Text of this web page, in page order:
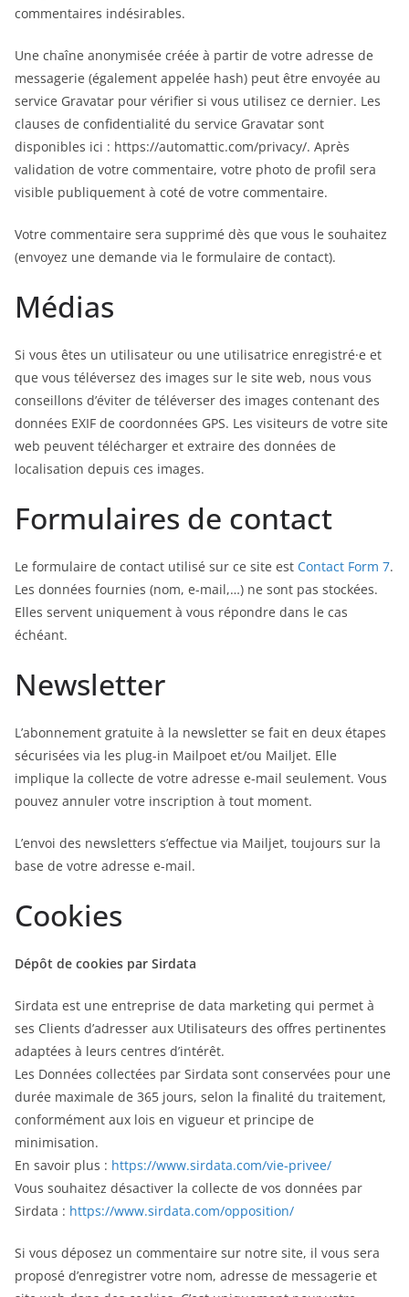
commentaires indésirables.
Une chaîne anonymisée créée à partir de votre adresse de
messagerie (également appelée hash) peut être envoyée au
service Gravatar pour vérifier si vous utilisez ce dernier. Les
clauses de confidentialité du service Gravatar sont
disponibles ici : https://automattic.com/privacy/. Après
validation de votre commentaire, votre photo de profil sera
visible publiquement à coté de votre commentaire.
Votre commentaire sera supprimé dès que vous le souhaitez
(envoyez une demande via le formulaire de contact).
Médias
Si vous êtes un utilisateur ou une utilisatrice enregistré·e et
que vous téléversez des images sur le site web, nous vous
conseillons d’éviter de téléverser des images contenant des
données EXIF de coordonnées GPS. Les visiteurs de votre site
web peuvent télécharger et extraire des données de
localisation depuis ces images.
Formulaires de contact
Le formulaire de contact utilisé sur ce site est Contact Form 7.
Les données fournies (nom, e-mail,…) ne sont pas stockées.
Elles servent uniquement à vous répondre dans le cas
échéant.
Newsletter
L’abonnement gratuite à la newsletter se fait en deux étapes
sécurisées via les plug-in Mailpoet et/ou Mailjet. Elle
implique la collecte de votre adresse e-mail seulement. Vous
pouvez annuler votre inscription à tout moment.
L’envoi des newsletters s’effectue via Mailjet, toujours sur la
base de votre adresse e-mail.
Cookies
Dépôt de cookies par Sirdata
Sirdata est une entreprise de data marketing qui permet à
ses Clients d’adresser aux Utilisateurs des offres pertinentes
adaptées à leurs centres d’intérêt.
Les Données collectées par Sirdata sont conservées pour une
durée maximale de 365 jours, selon la finalité du traitement,
conformément aux lois en vigueur et principe de
minimisation.
En savoir plus : https://www.sirdata.com/vie-privee/
Vous souhaitez désactiver la collecte de vos données par
Sirdata : https://www.sirdata.com/opposition/
Si vous déposez un commentaire sur notre site, il vous sera
proposé d’enregistrer votre nom, adresse de messagerie et